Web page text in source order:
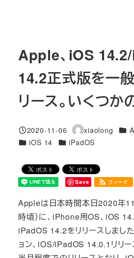
Apple、iOS
14.2正式版を一
リース。いくつか
投稿日
2020-11-06
著
者
xiaolong カテ
カテゴリー
iOS 14 カテゴリー
iPadOS
Save フィード
Appleは日本時間本日2020年
時頃）に、iPhone用OS、iOS
iPadOS 14.2をリリースしまし
ョン、iOS/iPadOS 14.0.1リリー